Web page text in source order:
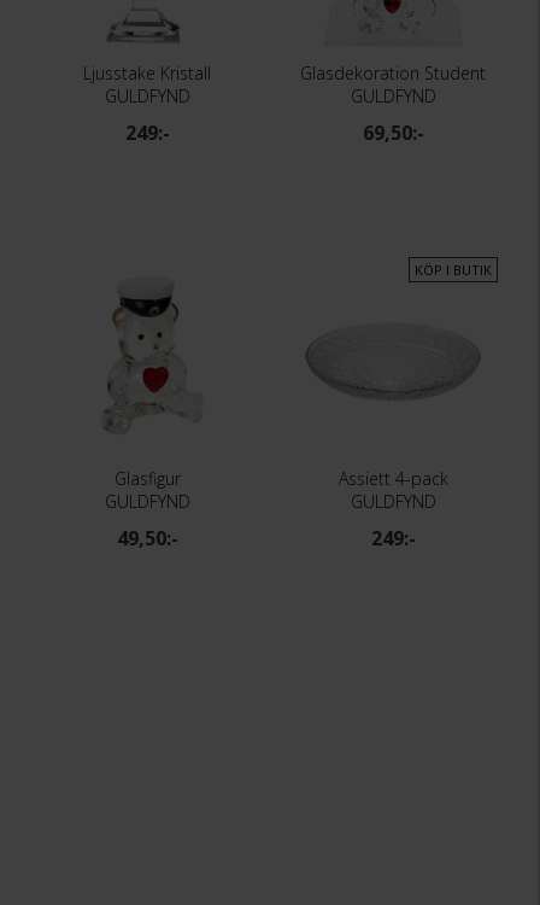
Ljusstake Kristall
GULDFYND
249:-
Glasdekoration Student
GULDFYND
69,50:-
Glasfigur
GULDFYND
49,50:-
KÖP I BUTIK
Assiett 4-pack
GULDFYND
249:-